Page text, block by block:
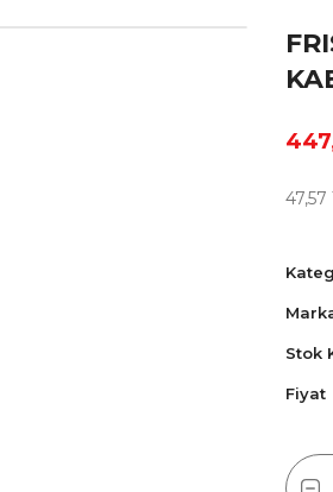
Stok
Fiyat